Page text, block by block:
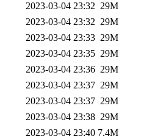
2023-03-04 23:32 29M
2023-03-04 23:32 29M
2023-03-04 23:33 29M
2023-03-04 23:35 29M
2023-03-04 23:36 29M
2023-03-04 23:37 29M
2023-03-04 23:37 29M
2023-03-04 23:38 29M
2023-03-04 23:40 7.4M